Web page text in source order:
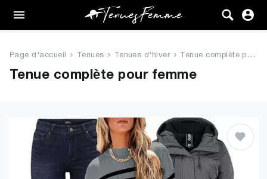
Femme
Vêtements
Accessoires
Page d'accueil Tenues Tenues d'hiver Tenue complète pour femme
Tenue complète pour femme